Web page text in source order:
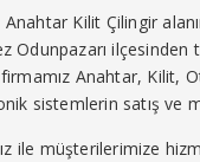
Anahtar Kilit Çilingir
Odunpazarı
Anahtar, Kilit,
sistemlerin satış ve
ile müşterilerimize